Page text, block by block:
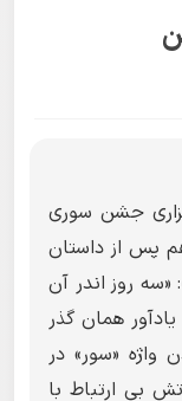
جشن سوری
پس از داستان
روز اندر آن
همان گذر
«سور» در
بی ارتباط با